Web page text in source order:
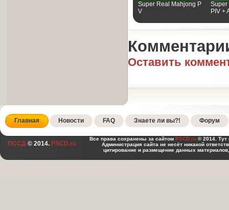
Super Real Mahjong P
V
Super
PIV +
Оставить
Главная Новости FAQ Знаете ли вы?! Форум
ПССД © 2014. PSCD.ru
Все права сохранены за сайтом PSCD.ru © 2014. Тут
Администрация сайта не несёт никакой
цитирование и размещение данных